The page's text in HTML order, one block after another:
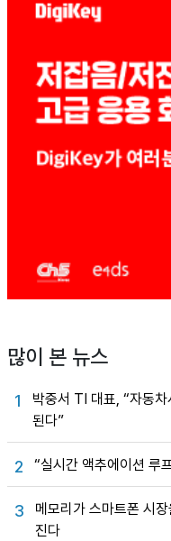
많이 본 뉴스
1
박중서 TI 대표, “자동차
된다”
2 “실시간 액추에이션 루
3
메모리가 스마트폰 시
진다